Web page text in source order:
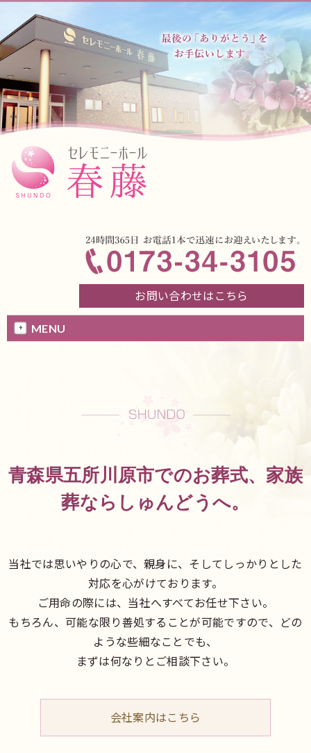
お問い合わせはこちら
MENU
青森県五所川原市でのお葬式、家族
葬ならしゅんどうへ。
当社では思いやりの心で、親身に、そしてしっかりとした
対応を心がけております。
ご用命の際には、当社へすべてお任せ下さい。
もちろん、可能な限り善処することが可能ですので、どの
ような些細なことでも、
まずは何なりとご相談下さい。
会社案内はこちら